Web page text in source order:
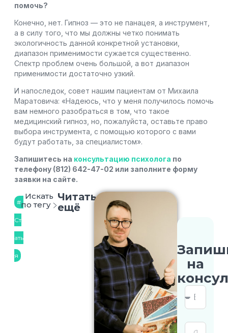
помочь?
Конечно, нет. Гипноз — это не панацея, а инструмент,
а в силу того, что мы должны четко понимать
экологичность данной конкретной установки,
диапазон применимости сужается существенно.
Спектр проблем очень большой, а вот диапазон
применимости достаточно узкий.
И напоследок, совет нашим пациентам от Михаила
Маратовича: «Надеюсь, что у меня получилось помочь
вам немного разобраться в том, что такое
медицинский гипноз, но, пожалуйста, оставьте право
выбора инструмента, с помощью которого с вами
будут работать, за специалистом».
Запишитесь на консультацию психолога по
телефону (812) 642-47-02 или заполните форму
заявки на сайте.
Ст
ать
я
Искать
по тегу
Читать
ещё
на